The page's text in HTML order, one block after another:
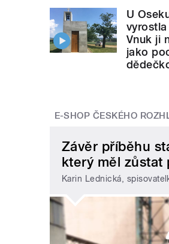
U
Vnuk ji
jako
E-SHOP ČESKÉHO
Závěr příběhu
který měl zůstat
Karin Lednická,